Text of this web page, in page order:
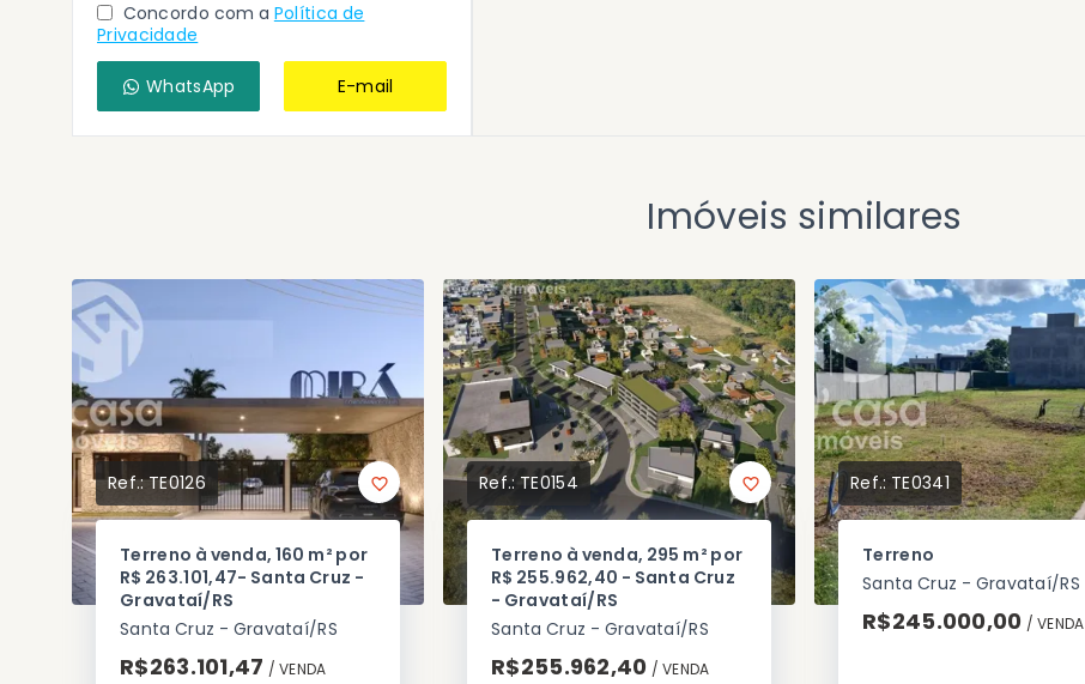
Concordo com a Política de
Privacidade
WhatsApp E-mail
Imóveis similares
Ref.:TE0126
Terreno à venda, 160 m² por
R$ 263.101,47- Santa Cruz -
Gravataí/RS
Santa Cruz - Gravataí/RS
R$263.101,47 / VENDA
Ref.:TE0154
Terreno à venda, 295 m² por
R$ 255.962,40 - Santa Cruz
- Gravataí/RS
Santa Cruz - Gravataí/RS
R$255.962,40 / VENDA
Ref.: TE0341
Terreno
Santa Cruz - Gravataí/RS
R$245.000,00 / VENDA